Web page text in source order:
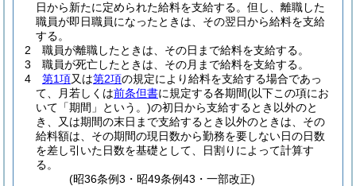
日から新たに定められた給料を支給する。 但し、離職した
職員が即日職員になったときは、その翌日から給料を支給
する。
2
職員が離職したときは、その日まで給料を支給する。
3
職員が死亡したときは、その月まで給料を支給する。
4
第1項又は第2項の規定により給料を支給する場合であっ
て、月若しくは前条但書に規定する各期間(以下この項にお
いて「期間」という。)の初日から支給するとき以外のと
き、又は期間の末日まで支給するとき以外のときは、その
給料額は、その期間の現日数から勤務を要しない日の日数
を差し引いた日数を基礎として、日割りによって計算す
る。
(昭36条例3・昭49条例43・一部改正)